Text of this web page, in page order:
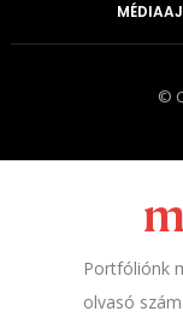
©
Portfóliónk
olvasó